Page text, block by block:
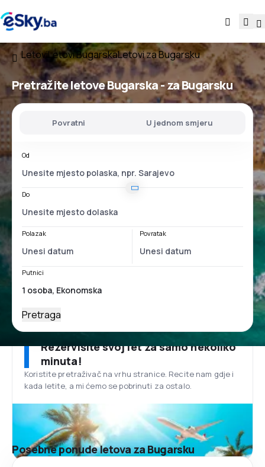
LetoviLetovi BugarskaLetovi za Bugarsku
Pretražite letoveBugarska - za Bugarsku
Povratni U jednom smjeru
Od
Do
Polazak Povratak
Putnici
Pretraga
Rezervišite svoj let za samo nekoliko
minuta!
Koristite pretraživač na vrhu stranice. Recite nam gdje i
kada letite, a mi ćemo se pobrinuti za ostalo.
Posebne ponude letova za Bugarsku